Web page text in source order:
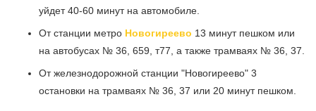
уйдет 40-60 минут на автомобиле.
От станции метро Новогиреево 13 минут пешком или
на автобусах № 36, 659, т77, а также трамваях № 36, 37.
От железнодорожной станции "Новогиреево" 3
остановки на трамваях № 36, 37 или 20 минут пешком.